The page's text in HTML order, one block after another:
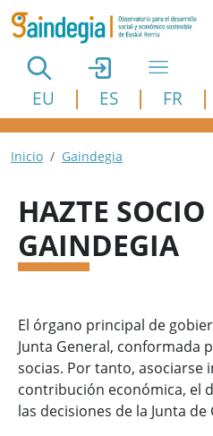
Pasar al contenido principal
EU ES FR
Ruta de navegación
Inicio Gaindegia
HAZTE SOCIO
GAINDEGIA
El órgano principal de
Junta General, conformada
socias. Por tanto, asociarse
contribución económica, el
las decisiones de la Junta de